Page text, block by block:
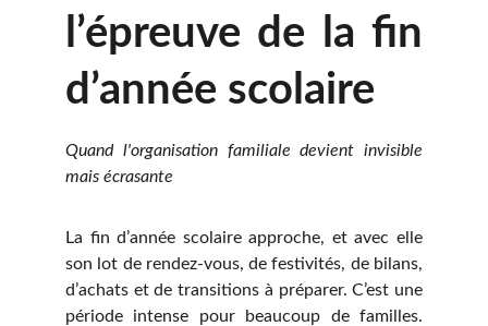
l’épreuve de la fin
d’année scolaire
Quand l'organisation familiale devient invisible
mais écrasante
La fin d’année scolaire approche, et avec elle
son lot de rendez-vous, de festivités, de bilans,
d’achats et de transitions à préparer. C’est une
période intense pour beaucoup de familles.